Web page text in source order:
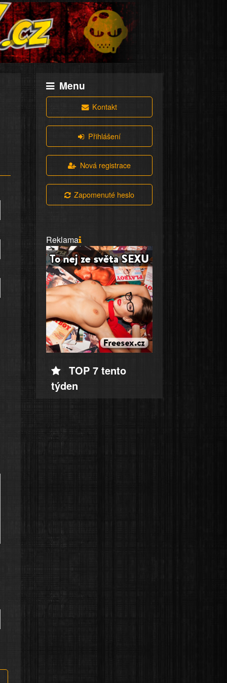
Menu
Kontakt
Přihlášení
Nová registrace
Zapomenuté heslo
Reklama
TOP 7 tento
týden